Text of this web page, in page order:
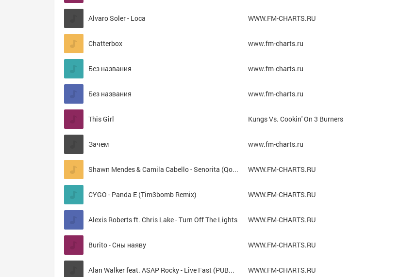
Alvaro Soler - Loca WWW.FM-CHARTS.RU
Chatterbox www.fm-charts.ru
Без названия www.fm-charts.ru
Без названия www.fm-charts.ru
This Girl Kungs Vs. Cookin' On 3 Burners
Зачем www.fm-charts.ru
Shawn Mendes & Camila Cabello - Senorita (Qodes Remix) WWW.FM-CHARTS.RU
CYGO - Panda E (Tim3bomb Remix) WWW.FM-CHARTS.RU
Alexis Roberts ft. Chris Lake - Turn Off The Lights WWW.FM-CHARTS.RU
Burito - Сны наяву WWW.FM-CHARTS.RU
Alan Walker feat. ASAP Rocky - Live Fast (PUBGM) WWW.FM-CHARTS.RU